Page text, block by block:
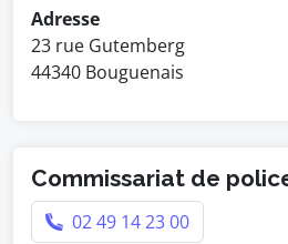
Adresse
23 rue Gutemberg
44340 Bouguenais
Commissariat de
02 49 14 23 00